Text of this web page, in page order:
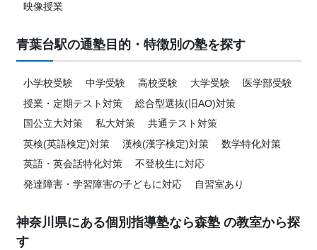
映像授業
青葉台駅の通塾目的・特徴別の塾を探す
小学校受験 中学受験 高校受験 大学受験
医学部受験
授業・定期テスト対策
総合型選抜(旧AO)対策
国公立大対策
私大対策
共通テスト対策
英検(英語検定)対策
漢検(漢字検定)対策
数学特化対策
英語・英会話特化対策
不登校生に対応
発達障害・学習障害の子どもに対応
自習室あり
神奈川県にある個別指導塾なら森塾 の教室から探
す